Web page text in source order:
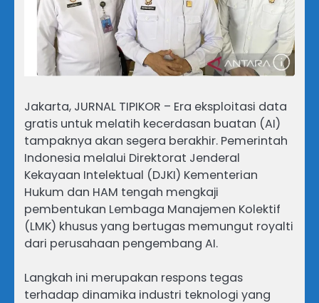
Jakarta, JURNAL TIPIKOR – Era eksploitasi data
gratis untuk melatih kecerdasan buatan (AI)
tampaknya akan segera berakhir. Pemerintah
Indonesia melalui Direktorat Jenderal
Kekayaan Intelektual (DJKI) Kementerian
Hukum dan HAM tengah mengkaji
pembentukan Lembaga Manajemen Kolektif
(LMK) khusus yang bertugas memungut royalti
dari perusahaan pengembang AI.
Langkah ini merupakan respons tegas
terhadap dinamika industri teknologi yang